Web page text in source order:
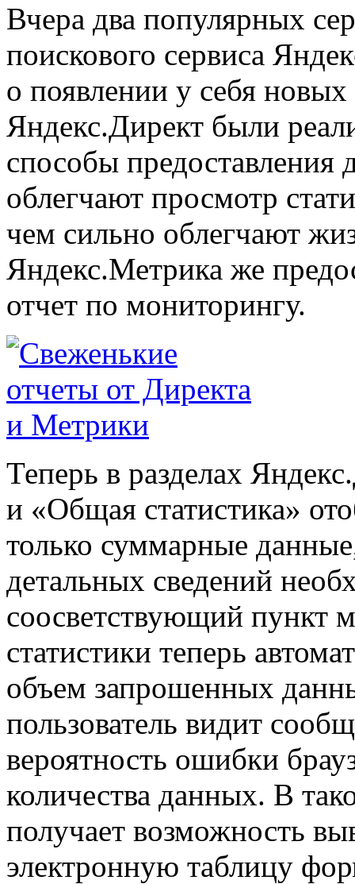
Вчера два популярных
поискового сервиса
о появлении у себя
Яндекс.Директ были
способы предоставления
облегчают просмотр
чем сильно облегчают
Яндекс.Метрика же
отчет по мониторингу.
Теперь в разделах
и «Общая статистика»
только суммарные
детальных сведений
соосветствующий пункт
статистики теперь
объем запрошенных
пользователь видит
вероятность ошибки
количества данных. В
получает возможность
электронную таблицу